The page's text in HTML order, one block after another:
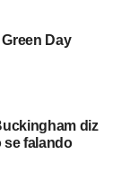
Day
diz
se falando